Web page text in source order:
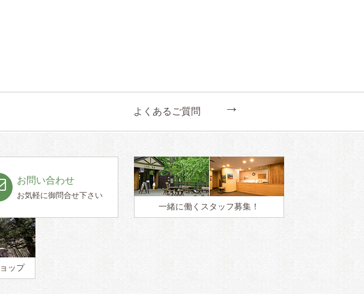
よくあるご質問 ←
お問い合わせ
お気軽に御問合せ下さい
一緒に働く スタッフ募集！
ップ